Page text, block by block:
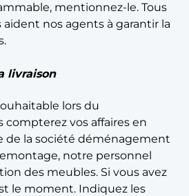
mentionnez-le. Tous
nos agents à garantir la
livraison
lors du
compterez vos affaires en
de la société déménagement
notre personnel
des meubles. Si vous avez
le moment. Indiquez les